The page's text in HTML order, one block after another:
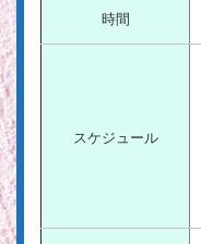
時間
スケジュール